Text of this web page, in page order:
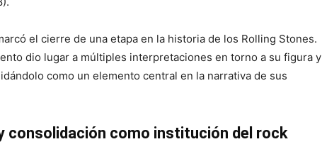
el cierre de una etapa en la historia de los Rolling Stones.
dio lugar a múltiples interpretaciones en torno a su figura y
como un elemento central en la narrativa de sus
consolidación como institución del rock